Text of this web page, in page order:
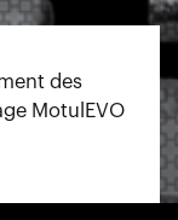
des
MotulEVO